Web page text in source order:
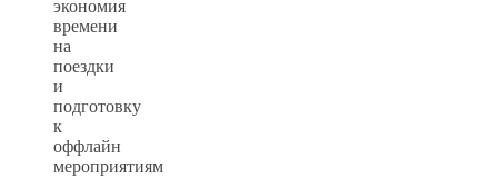
экономия
времени
на
поездки
и
подготовку
к
оффлайн
мероприятиям